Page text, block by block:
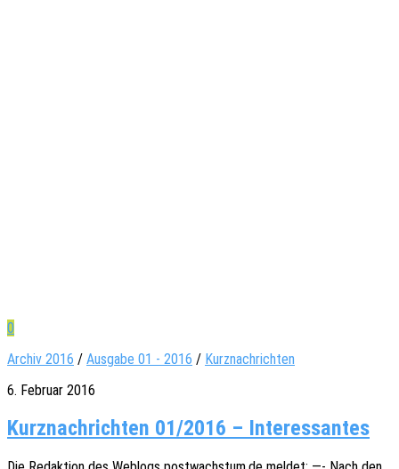
0
Archiv 2016 / Ausgabe 01 - 2016 / Kurznachrichten
6. Februar 2016
Kurz­nach­rich­ten 01/2016 – Interessantes